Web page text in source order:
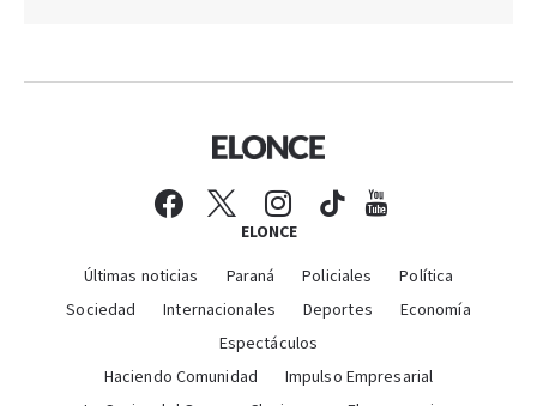
ELONCE
Últimas noticias Paraná Policiales
Política
Sociedad
Internacionales Deportes
Economía
Espectáculos
Haciendo Comunidad
Impulso Empresarial